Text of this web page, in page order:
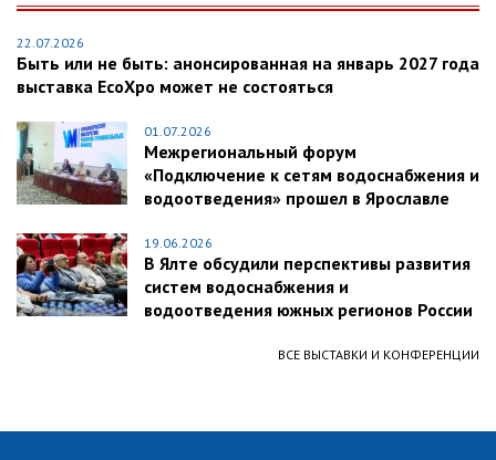
22.07.2026
Быть или не быть: анонсированная на январь 2027 года
выставка EcoXpo может не состояться
01.07.2026
Межрегиональный форум
«Подключение к сетям водоснабжения и
водоотведения» прошел в Ярославле
19.06.2026
В Ялте обсудили перспективы развития
систем водоснабжения и
водоотведения южных регионов России
ВСЕ ВЫСТАВКИ И КОНФЕРЕНЦИИ